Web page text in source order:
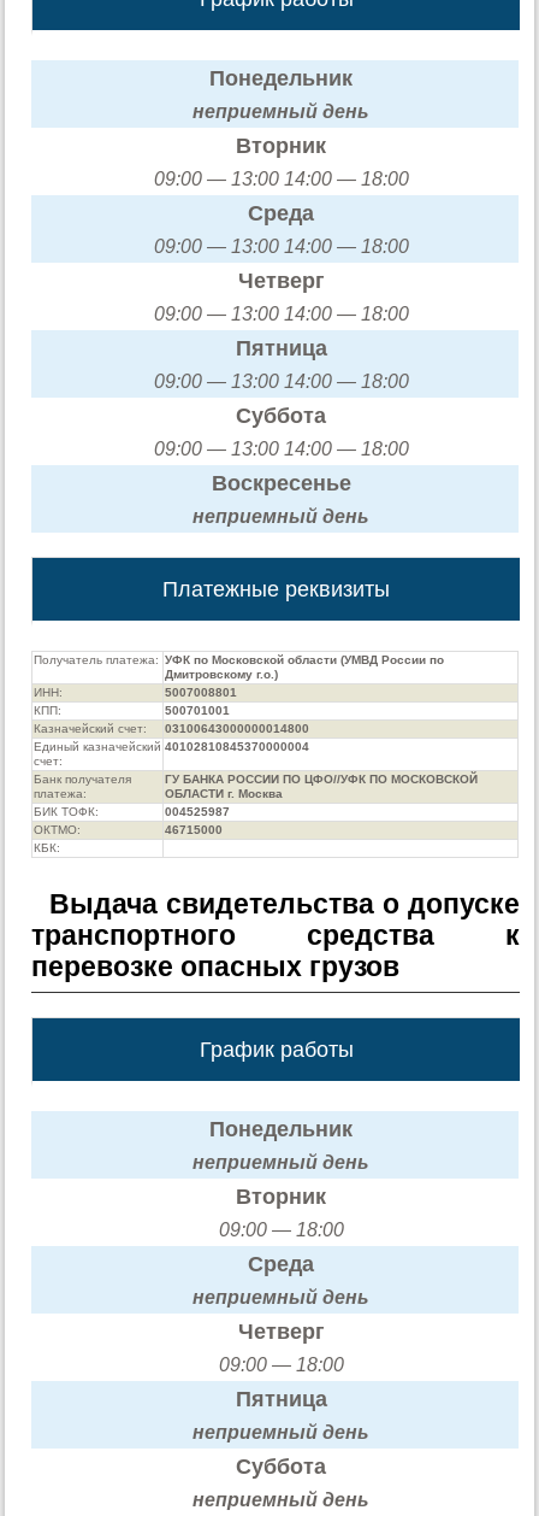
Понедельник
неприемный день
Вторник
09:00 — 13:00 14:00 — 18:00
Среда
09:00 — 13:00 14:00 — 18:00
Четверг
09:00 — 13:00 14:00 — 18:00
Пятница
09:00 — 13:00 14:00 — 18:00
Суббота
09:00 — 13:00 14:00 — 18:00
Воскресенье
неприемный день
Платежные реквизиты
Получатель платежа: УФК по Московской области (УМВД России по
Дмитровскому г.о.)
ИНН:
5007008801
КПП:
500701001
Казначейский счет:
03100643000000014800
Единый казначейский
счет:
40102810845370000004
Банк получателя
платежа:
ГУ БАНКА РОССИИ ПО ЦФО//УФК ПО МОСКОВСКОЙ
ОБЛАСТИ г. Москва
БИК ТОФК:
004525987
ОКТМО:
46715000
КБК:
Выдача свидетельства о допуске
транспортного средства к
перевозке опасных грузов
График работы
Понедельник
неприемный день
Вторник
09:00 — 18:00
Среда
неприемный день
Четверг
09:00 — 18:00
Пятница
неприемный день
Суббота
неприемный день